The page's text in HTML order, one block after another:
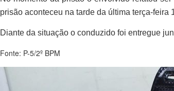
prisão aconteceu na tarde da última terça-feira
Diante da situação o conduzido foi entregue
Fonte: P-5/2º BPM